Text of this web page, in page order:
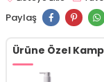
Paylaş
Ürüne Özel